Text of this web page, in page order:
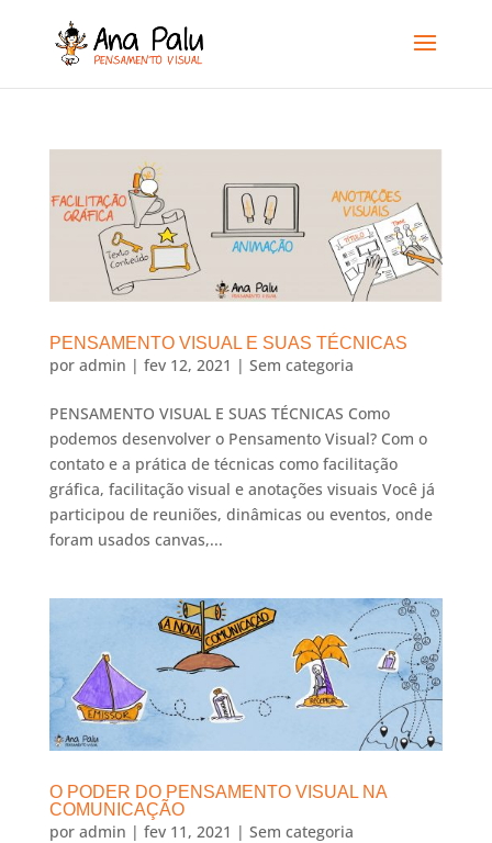
PENSAMENTO VISUAL E SUAS TÉCNICAS
por admin | fev 12, 2021 | Sem categoria
PENSAMENTO VISUAL E SUAS TÉCNICAS Como
podemos desenvolver o Pensamento Visual? Com o
contato e a prática de técnicas como facilitação
gráfica, facilitação visual e anotações visuais Você já
participou de reuniões, dinâmicas ou eventos, onde
foram usados canvas,...
O PODER DO PENSAMENTO VISUAL NA
COMUNICAÇÃO
por admin | fev 11, 2021 | Sem categoria